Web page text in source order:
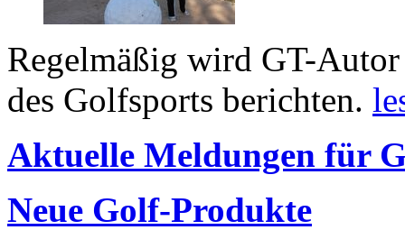
Regelmäßig wird GT-
des Golfsports berichten.
Aktuelle Meldungen für
Neue Golf-Produkte